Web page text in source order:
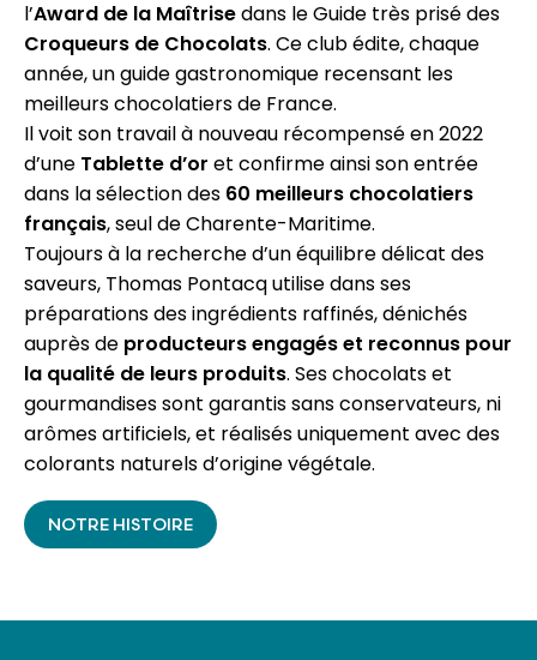
l’Award de la Maîtrise dans le Guide très prisé des
Croqueurs de Chocolats. Ce club édite, chaque
année, un guide gastronomique recensant les
meilleurs chocolatiers de France.
Il voit son travail à nouveau récompensé en 2022
d’une Tablette d’or et confirme ainsi son entrée
dans la sélection des 60 meilleurs chocolatiers
français, seul de Charente-Maritime.
Toujours à la recherche d’un équilibre délicat des
saveurs, Thomas Pontacq utilise dans ses
préparations des ingrédients raffinés, dénichés
auprès de producteurs engagés et reconnus pour
la qualité de leurs produits. Ses chocolats et
gourmandises sont garantis sans conservateurs, ni
arômes artificiels, et réalisés uniquement avec des
colorants naturels d’origine végétale.
NOTRE HISTOIRE